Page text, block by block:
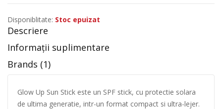
Disponiblitate: Stoc epuizat
Descriere
Informații suplimentare
Brands (1)
Glow Up Sun Stick este un SPF stick, cu protectie solara
de ultima generatie, intr-un format compact si ultra-lejer.